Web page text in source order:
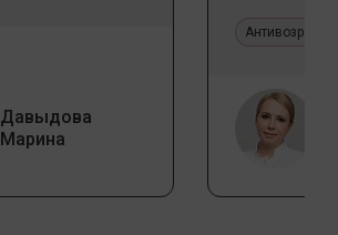
Давыдова
Марина